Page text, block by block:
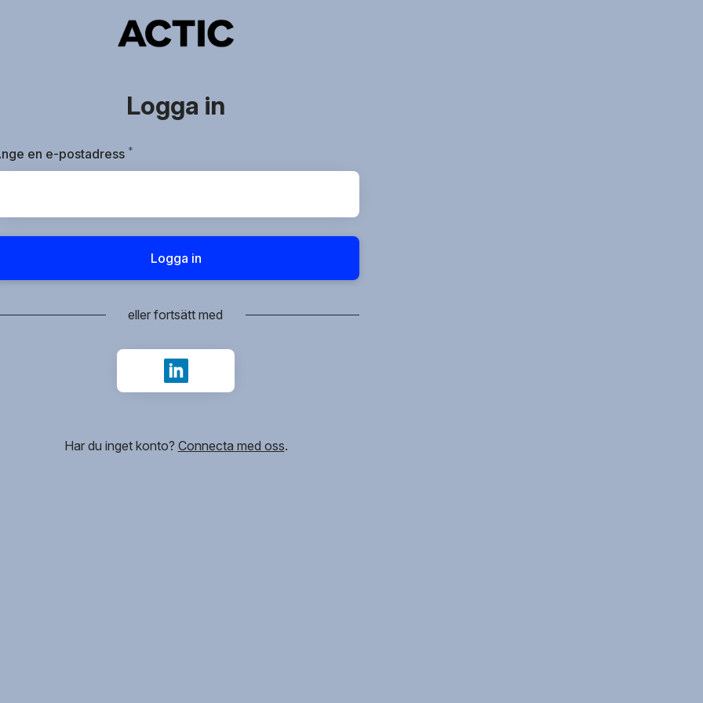
Logga in
en e-postadress *
Logga in
eller fortsätt med
Logga in med LinkedIn
Har du inget konto? Connecta med oss.